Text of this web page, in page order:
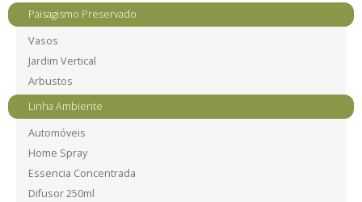
Paisagismo Preservado
Vasos
Jardim Vertical
Arbustos
Linha Ambiente
Automóveis
Home Spray
Essencia Concentrada
Difusor 250ml